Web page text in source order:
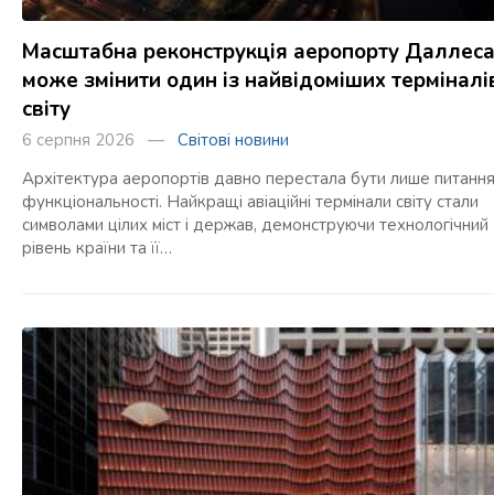
Масштабна реконструкція аеропорту Даллеса
може змінити один із найвідоміших
світу
6 серпня 2026 — Світові новини
Архітектура аеропортів давно перестала бути лише
функціональності. Найкращі авіаційні термінали світу стали
символами цілих міст і держав, демонструючи технологічний
рівень країни та її…